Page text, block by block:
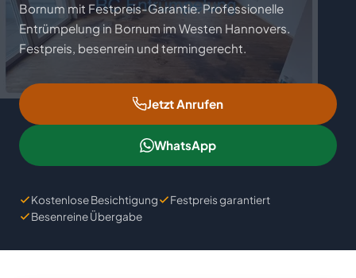
Industrieauflösung
Büroräumung
Kellerentrümpelung
Gartenentrümpelung
Teilräumung
Lagerentrümpelung
Hallentrümpelung
Wandabriss
Hausabriss
Badezimmer-Rückbau
Tatortreinigung
Ankauf
Ratgeber
FAQ
Einzugsgebiete
Bornum mit Festpreis-Garantie. Professionelle
Entrümpelung in Bornum im Westen Hannovers.
Festpreis, besenrein und termingerecht.
Jetzt Anrufen
WhatsApp
Kostenlose Besichtigung
Festpreis garantiert
Besenreine Übergabe